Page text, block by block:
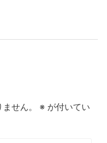
せん。 ※ が付いてい